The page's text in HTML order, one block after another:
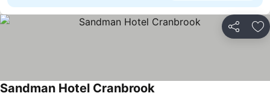
Condividi
Sandman Hotel Cranbrook